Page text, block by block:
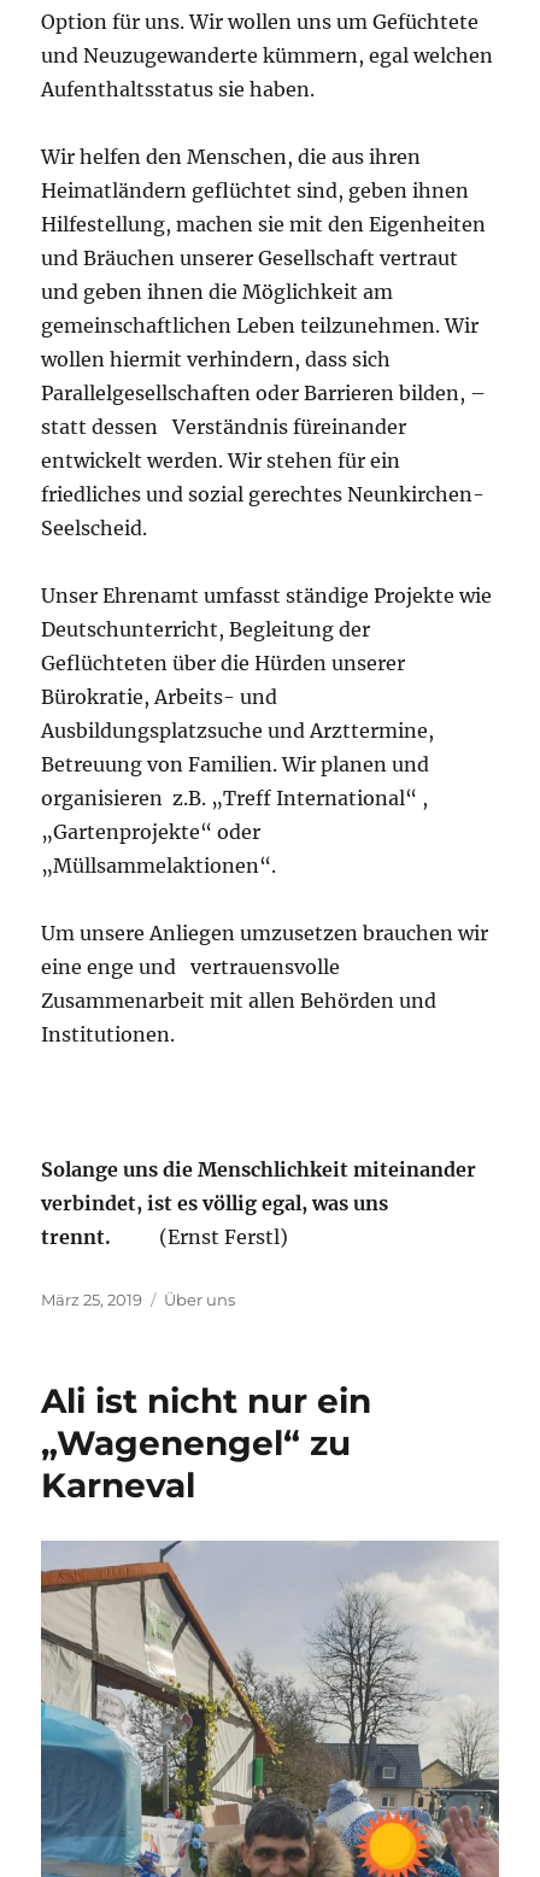
Option für uns. Wir wollen uns um Gefüchtete
und Neuzugewanderte kümmern, egal welchen
Aufenthaltsstatus sie haben.
Wir helfen den Menschen, die aus ihren
Heimatländern geflüchtet sind, geben ihnen
Hilfestellung, machen sie mit den Eigenheiten
und Bräuchen unserer Gesellschaft vertraut
und geben ihnen die Möglichkeit am
gemeinschaftlichen Leben teilzunehmen. Wir
wollen hiermit verhindern, dass sich
Parallelgesellschaften oder Barrieren bilden, –
statt dessen Verständnis füreinander
entwickelt werden. Wir stehen für ein
friedliches und sozial gerechtes Neunkirchen-
Seelscheid.
Unser Ehrenamt umfasst ständige Projekte wie
Deutschunterricht, Begleitung der
Geflüchteten über die Hürden unserer
Bürokratie, Arbeits- und
Ausbildungsplatzsuche und Arzttermine,
Betreuung von Familien. Wir planen und
organisieren z.B. „Treff International“ ,
„Gartenprojekte“ oder
„Müllsammelaktionen“.
Um unsere Anliegen umzusetzen brauchen wir
eine enge und vertrauensvolle
Zusammenarbeit mit allen Behörden und
Institutionen.
Solange uns die Menschlichkeit miteinander
verbindet, ist es völlig egal, was uns
trennt.
(Ernst Ferstl)
Veröffentlicht
März 25, 2019 Kategorien
Über uns
Ali ist nicht nur ein
„Wagenengel“ zu
Karneval